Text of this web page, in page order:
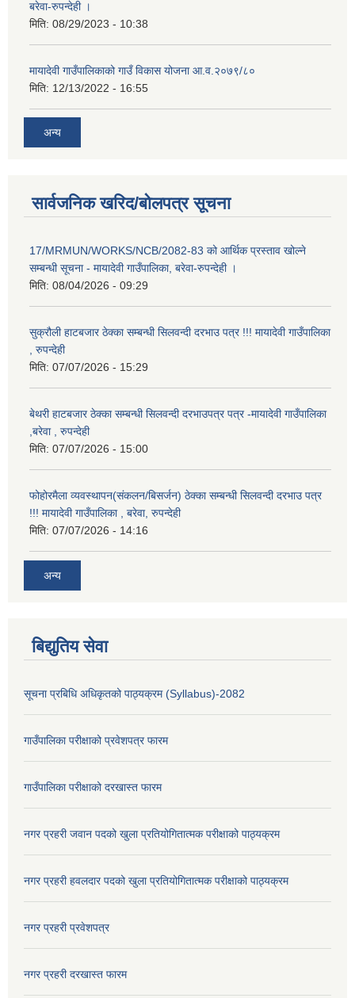
बरेवा-रुपन्देही ।
मिति: 08/29/2023 - 10:38
मायादेवी गाउँपालिकाको गाउँ विकास योजना आ.व.२०७९/८०
मिति: 12/13/2022 - 16:55
अन्य
सार्वजनिक खरिद/बोलपत्र सूचना
17/MRMUN/WORKS/NCB/2082-83 को आर्थिक प्रस्ताव खोल्ने
सम्बन्धी सूचना - मायादेवी गाउँपालिका, बरेवा-रुपन्देही ।
मिति: 08/04/2026 - 09:29
सुक्रौली हाटबजार ठेक्का सम्बन्धी सिलवन्दी दरभाउ पत्र !!! मायादेवी गाउँपालिका
, रुपन्देही
मिति: 07/07/2026 - 15:29
बेथरी हाटबजार ठेक्का सम्बन्धी सिलवन्दी दरभाउपत्र पत्र -मायादेवी गाउँपालिका
,बरेवा , रुपन्देही
मिति: 07/07/2026 - 15:00
फोहोरमैला व्यवस्थापन(संकलन/बिसर्जन) ठेक्का सम्बन्धी सिलवन्दी दरभाउ पत्र
!!! मायादेवी गाउँपालिका , बरेवा, रुपन्देही
मिति: 07/07/2026 - 14:16
अन्य
बिद्युतिय सेवा
सूचना प्रबिधि अधिकृतको पाठ्यक्रम (Syllabus)-2082
गाउँपालिका परीक्षाको प्रवेशपत्र फारम
गाउँपालिका परीक्षाको दरखास्त फारम
नगर प्रहरी जवान पदको खुला प्रतियोगितात्मक परीक्षाको पाठ्यक्रम
नगर प्रहरी हवलदार पदको खुला प्रतियोगितात्मक परीक्षाको पाठ्यक्रम
नगर प्रहरी प्रवेशपत्र
नगर प्रहरी दरखास्त फारम